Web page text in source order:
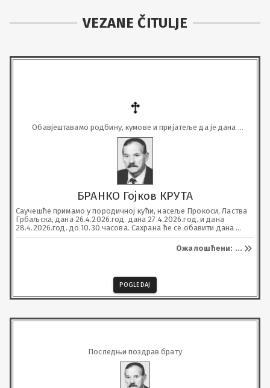
VEZANE ČITULJE
Обавјештавамо родбину, кумове и пријатеље да је дана
26.4.2026. у 77. години, преминуо наш драги
БРАНКО Гојков КРУТА
Саучешће примамо у породичној кући, насеље Прокоси, Ластва
Грбаљска, дана 26.4.2026.год. дана 27.4.2026.год. и дана
28.4.2026.год. до 10.30 часова. Сахрана ће се обавити дана
28.04.2026.год. у 11 часова пред црквом Светог Ђорђа у селу
Ожалошћени: ...
POGLEDAJ
Последњи поздрав брату